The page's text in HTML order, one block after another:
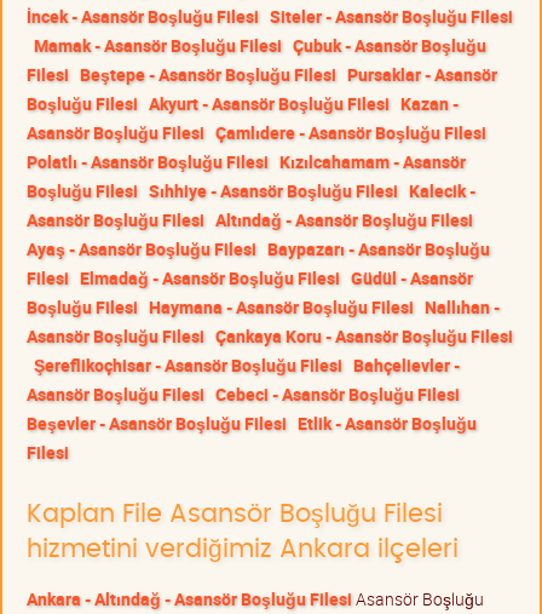
İncek - Asansör Boşluğu Filesi Siteler - Asansör Boşluğu Filesi
Mamak - Asansör Boşluğu Filesi Çubuk - Asansör Boşluğu
Filesi Beştepe - Asansör Boşluğu Filesi Pursaklar - Asansör
Boşluğu Filesi Akyurt - Asansör Boşluğu Filesi Kazan -
Asansör Boşluğu Filesi Çamlıdere - Asansör Boşluğu Filesi
Polatlı - Asansör Boşluğu Filesi Kızılcahamam - Asansör
Boşluğu Filesi Sıhhiye - Asansör Boşluğu Filesi Kalecik -
Asansör Boşluğu Filesi Altındağ - Asansör Boşluğu Filesi
Ayaş - Asansör Boşluğu Filesi Baypazarı - Asansör Boşluğu
Filesi Elmadağ - Asansör Boşluğu Filesi Güdül - Asansör
Boşluğu Filesi Haymana - Asansör Boşluğu Filesi Nallıhan -
Asansör Boşluğu Filesi Çankaya Koru - Asansör Boşluğu Filesi
Şereflikoçhisar - Asansör Boşluğu Filesi Bahçelievler -
Asansör Boşluğu Filesi Cebeci - Asansör Boşluğu Filesi
Beşevler - Asansör Boşluğu Filesi Etlik - Asansör Boşluğu
Filesi
Kaplan File Asansör Boşluğu Filesi
hizmetini verdiğimiz Ankara ilçeleri
Ankara - Altındağ - Asansör Boşluğu FilesiAsansör Boşluğu